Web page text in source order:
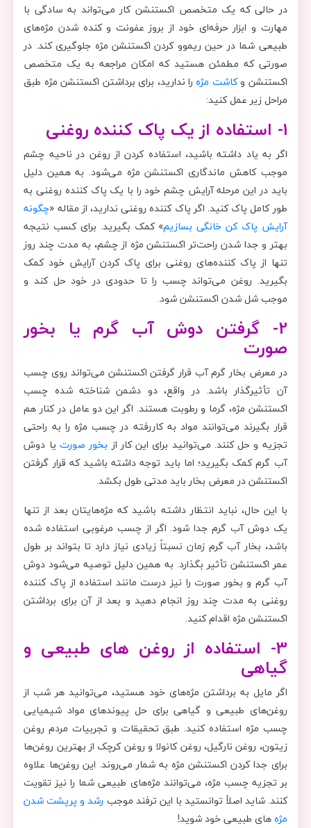
در حالی که یک متخصص اکستنشن کار می‌تواند به سادگی با
مهارت و ابزار حرفه‌ای خود از بروز عفونت و کنده شدن مژه‌های
طبیعی شما در حین ریموو کردن اکستنشن مژه جلوگیری کند. در
صورتی که مطمئن هستید که امکان مراجعه به یک متخصص
اکستنشن وکاشت مژهرا ندارید، برای برداشتن اکستنشن مژه طبق
مراحل زیر عمل کنید:
1- استفاده از یک پاک کننده روغنی
اگر به یاد داشته باشید، استفاده کردن از روغن در ناحیه چشم
موجب کاهش ماندگاری اکستنشن مژه می‌شود. به همین دلیل
باید در این مرحله آرایش چشم خود را با یک پاک کننده روغنی به
طور کامل پاک کنید. اگر پاک کننده روغنی ندارید، از مقاله «چگونه
آرایش پاک کن خانگی بسازیم» کمک بگیرید. برای کسب نتیجه
بهتر و جدا شدن راحت‌تر اکستنشن مژه از چشم، به مدت چند روز
تنها از پاک کننده‌های روغنی برای پاک کردن آرایش خود کمک
بگیرید. روغن می‌تواند چسب را تا حدودی در خود حل کند و
موجب شل شدن اکستنشن شود.
2- گرفتن دوش آب گرم یا بخور
صورت
در معرض بخار گرم آب قرار گرفتن اکستنشن می‌تواند روی چسب
آن تأثیرگذار باشد. در واقع، دو دشمن شناخته شده چسب
اکستنشن مژه، گرما و رطوبت هستند. اگر این دو عامل در کنار هم
قرار بگیرند می‌توانند مواد به کاررفته در چسب مژه را به راحتی
تجزیه و حل کنند. می‌توانید برای این کار از بخور صورت یا دوش
آب گرم کمک بگیرید؛ اما باید توجه داشته باشید که قرار گرفتن
اکستنشن در معرض بخار باید مدتی طول بکشد.
با این حال، نباید انتظار داشته باشید که مژه‌هایتان بعد از تنها
یک دوش آب گرم جدا شود. اگر از چسب مرغوبی استفاده شده
باشد، بخار آب گرم زمان نسبتاً زیادی نیاز دارد تا بتواند بر طول
عمر اکستنشن تأثیر بگذارد. به همین دلیل توصیه می‌شود دوش
آب گرم و بخور صورت را نیز درست مانند استفاده از پاک کننده
روغنی به مدت چند روز انجام دهید و بعد از آن برای برداشتن
اکستنشن مژه اقدام کنید.
3- استفاده از روغن های طبیعی و
گیاهی
اگر مایل به برداشتن مژه‌های خود هستید، می‌توانید هر شب از
روغن‌های طبیعی و گیاهی برای حل پیوندهای مواد شیمیایی
چسب مژه استفاده کنید. طبق تحقیقات و تجربیات مردم روغن
زیتون، روغن نارگیل، روغن کانولا و روغن کرچک از بهترین روغن‌ها
برای جدا کردن اکستنشن مژه به شمار می‌روند. این روغن‌ها علاوه
بر تجزیه چسب مژه، می‌توانند مژه‌های طبیعی شما را نیز تقویت
کنند. شاید اصلاً توانستید با این ترفند موجب رشد و پرپشت شدن
مژههای طبیعی خود شوید!